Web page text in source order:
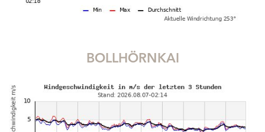
BOLLHÖRNKAI